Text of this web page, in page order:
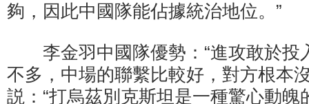
夠，因此中國隊能佔據統治地位。”
李金羽中國隊優勢：“進攻敢於投
不多，中場的聯繫比較好，對方根本
説：“打烏茲別克斯坦是一種驚心動魄